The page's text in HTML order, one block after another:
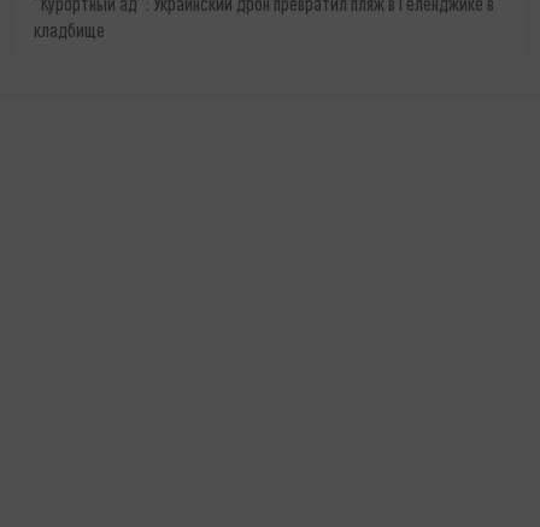
кладбище